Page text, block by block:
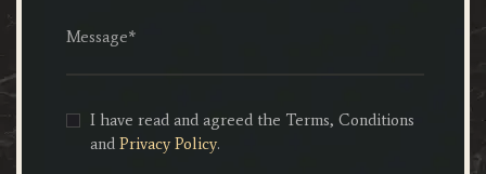
I have read and agreed the Terms, Conditions
andPrivacy Policy.